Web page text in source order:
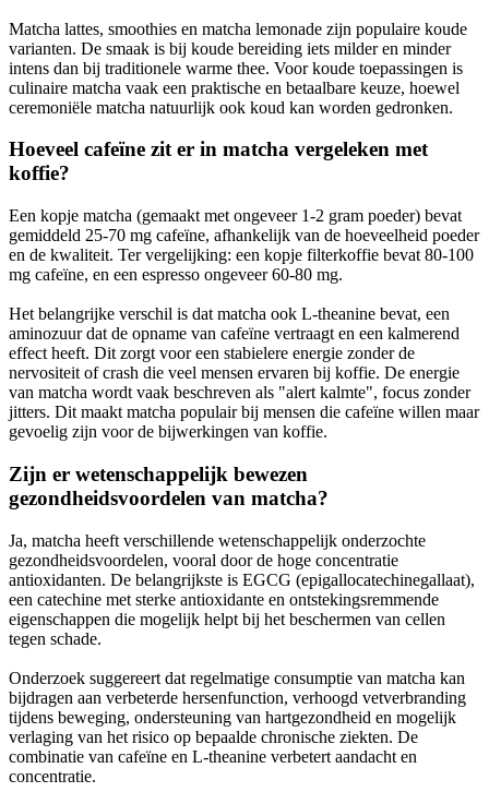
Matcha lattes, smoothies en matcha lemonade zijn populaire koude
varianten. De smaak is bij koude bereiding iets milder en minder
intens dan bij traditionele warme thee. Voor koude toepassingen is
culinaire matcha vaak een praktische en betaalbare keuze, hoewel
ceremoniële matcha natuurlijk ook koud kan worden gedronken.
Hoeveel cafeïne zit er in matcha vergeleken met
koffie?
Een kopje matcha (gemaakt met ongeveer 1-2 gram poeder) bevat
gemiddeld 25-70 mg cafeïne, afhankelijk van de hoeveelheid poeder
en de kwaliteit. Ter vergelijking: een kopje filterkoffie bevat 80-100
mg cafeïne, en een espresso ongeveer 60-80 mg.
Het belangrijke verschil is dat matcha ook L-theanine bevat, een
aminozuur dat de opname van cafeïne vertraagt en een kalmerend
effect heeft. Dit zorgt voor een stabielere energie zonder de
nervositeit of crash die veel mensen ervaren bij koffie. De energie
van matcha wordt vaak beschreven als "alert kalmte", focus zonder
jitters. Dit maakt matcha populair bij mensen die cafeïne willen maar
gevoelig zijn voor de bijwerkingen van koffie.
Zijn er wetenschappelijk bewezen
gezondheidsvoordelen van matcha?
Ja, matcha heeft verschillende wetenschappelijk onderzochte
gezondheidsvoordelen, vooral door de hoge concentratie
antioxidanten. De belangrijkste is EGCG (epigallocatechinegallaat),
een catechine met sterke antioxidante en ontstekingsremmende
eigenschappen die mogelijk helpt bij het beschermen van cellen
tegen schade.
Onderzoek suggereert dat regelmatige consumptie van matcha kan
bijdragen aan verbeterde hersenfunction, verhoogd vetverbranding
tijdens beweging, ondersteuning van hartgezondheid en mogelijk
verlaging van het risico op bepaalde chronische ziekten. De
combinatie van cafeïne en L-theanine verbetert aandacht en
concentratie.